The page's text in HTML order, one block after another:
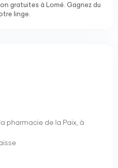
gratuites à Lomé. Gagnez du
linge.
pharmacie de la Paix, à